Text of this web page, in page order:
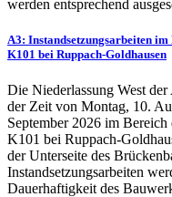
werden entsprechend
A3: Instandsetzungsarbeiten
K101 bei Ruppach-Goldhausen
Die Niederlassung West
der Zeit von Montag, 10.
September 2026 im
K101 bei Ruppach-
der Unterseite des
Instandsetzungsarbeiten
Dauerhaftigkeit des